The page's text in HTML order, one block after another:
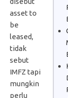
asset to
be
leased,
tidak
sebut
IMFZ tapi
mungkin
perlu